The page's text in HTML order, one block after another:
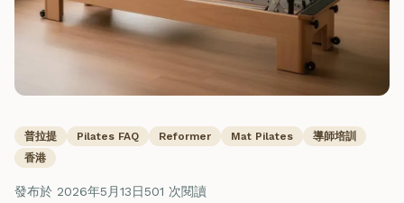
普拉提 Pilates FAQ Reformer Mat Pilates
導師培訓
香港
發布於 2026年5月13日501 次閱讀